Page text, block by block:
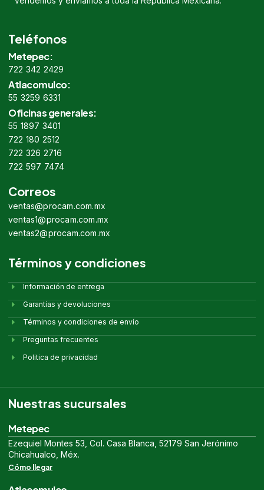
Teléfonos
Metepec:
722 342 2429
Atlacomulco:
55 3259 6331
Oficinas generales:
55 1897 3401
722 180 2512
722 326 2716
722 597 7474
Correos
ventas@procam.com.mx
ventas1@procam.com.mx
ventas2@procam.com.mx
Términos y condiciones
Información de entrega
Garantías y devoluciones
Términos y condiciones de envío
Preguntas frecuentes
Politica de privacidad
Nuestras sucursales
Metepec
Ezequiel Montes 53, Col. Casa Blanca, 52179 San Jerónimo
Chicahualco, Méx.
Cómo llegar